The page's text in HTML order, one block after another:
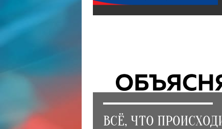
ВСЁ, ЧТО